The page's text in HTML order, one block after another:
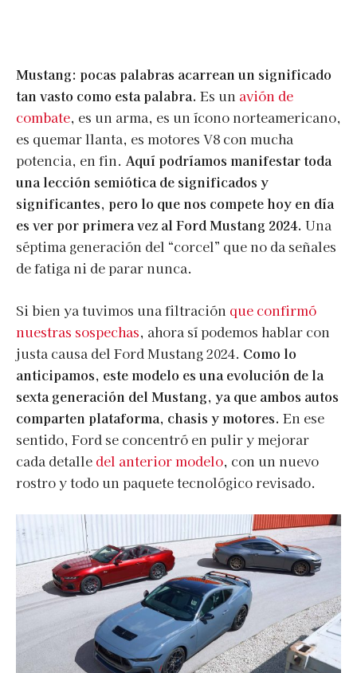
Mustang: pocas palabras acarrean un significado
tan vasto como esta palabra. Es un avión de
combate, es un arma, es un ícono norteamericano,
es quemar llanta, es motores V8 con mucha
potencia, en fin. Aquí podríamos manifestar toda
una lección semiótica de significados y
significantes, pero lo que nos compete hoy en día
es ver por primera vez al Ford Mustang 2024. Una
séptima generación del “corcel” que no da señales
de fatiga ni de parar nunca.
Si bien ya tuvimos una filtración que confirmó
nuestras sospechas, ahora sí podemos hablar con
justa causa del Ford Mustang 2024. Como lo
anticipamos, este modelo es una evolución de la
sexta generación del Mustang, ya que ambos autos
comparten plataforma, chasis y motores. En ese
sentido, Ford se concentró en pulir y mejorar
cada detalle del anterior modelo, con un nuevo
rostro y todo un paquete tecnológico revisado.